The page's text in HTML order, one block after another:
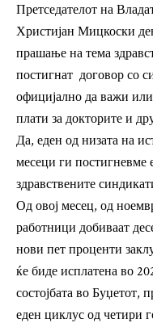
Претседателот на
Христијан Мицкоски
прашање на тема
постигнат договор со
официјално да важи
плати за докторите и
Да, еден од низата на
месеци ги постигневме
здравствените
Од овој месец, од
работници добиваат
нови пет проценти
ќе биде исплатена во
состојбата во Буџетот,
еден циклус од четири